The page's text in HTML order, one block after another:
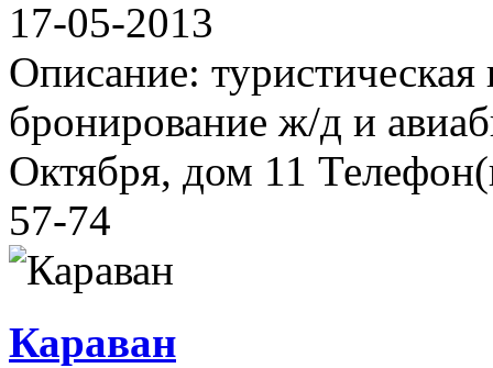
17-05-2013
Описание:
бронирование ж/д и
Октября, дом 11
57-74
Караван